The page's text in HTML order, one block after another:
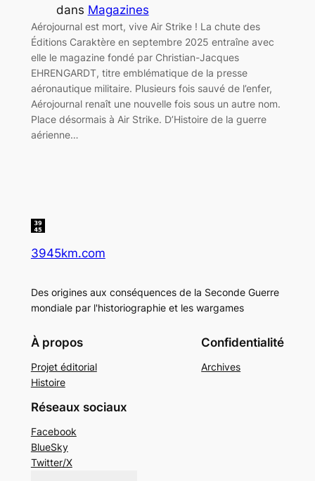
dans Magazines
Aérojournal est mort, vive Air Strike ! La chute des
Éditions Caraktère en septembre 2025 entraîne avec
elle le magazine fondé par Christian-Jacques
EHRENGARDT, titre emblématique de la presse
aéronautique militaire. Plusieurs fois sauvé de l’enfer,
Aérojournal renaît une nouvelle fois sous un autre nom.
Place désormais à Air Strike. D’Histoire de la guerre
aérienne…
3945km.com
Des origines aux conséquences de la Seconde Guerre
mondiale par l'historiographie et les wargames
À propos
Projet éditorial
Histoire
Confidentialité
Archives
Réseaux sociaux
Facebook
BlueSky
Twitter/X